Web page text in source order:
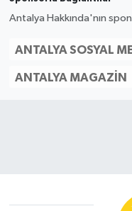
Antalya Hakkında'nın
ANTALYA SOSYAL
ANTALYA MAGAZIN